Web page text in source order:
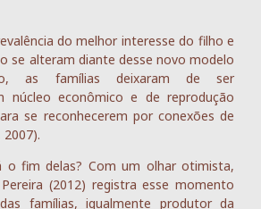
do melhor interesse do filho e
se alteram diante desse novo modelo
as famílias deixaram de ser
núcleo econômico e de reprodução
se reconhecerem por conexões de
o fim delas? Com um olhar otimista,
(2012) registra esse momento
famílias, igualmente produtor da